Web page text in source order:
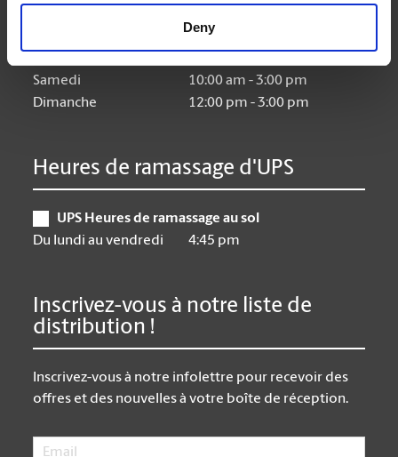
Deny
8:30 am - 6:30 pm
Samedi
10:00 am - 3:00 pm
Dimanche
12:00 pm - 3:00 pm
Heures de ramassage d'UPS
UPS Heures de ramassage au sol
Du lundi au vendredi
4:45 pm
Inscrivez-vous à notre liste de
distribution !
Inscrivez-vous à notre infolettre pour recevoir des
offres et des nouvelles à votre boîte de réception.
Email